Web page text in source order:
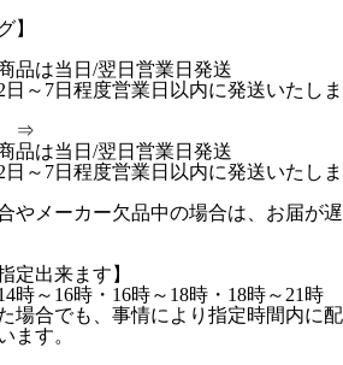
】
品は当日/翌日営業日発送
～7日程度営業日以内に発送いたしま
⇒
品は当日/翌日営業日発送
～7日程度営業日以内に発送いたしま
やメーカー欠品中の場合は、お届が遅
定出来ます】
時～16時・16時～18時・18時～21時
場合でも、事情により指定時間内に配
ます。